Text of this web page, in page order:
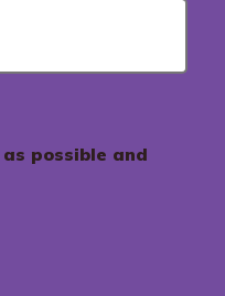
possible and